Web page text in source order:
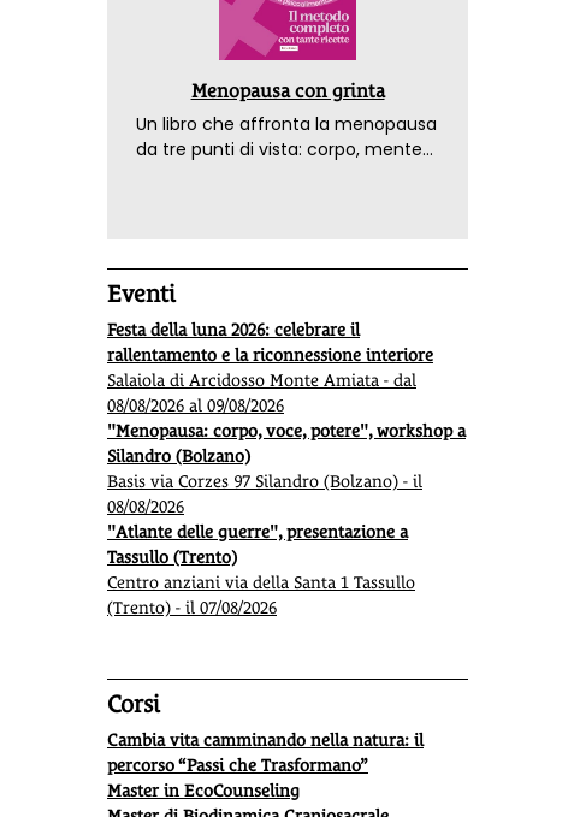
Menopausa con grinta
Un libro che affronta la menopausa
da tre punti di vista: corpo, mente
Eventi
Festa della luna 2026: celebrare il
rallentamento e la riconnessione interiore
Salaiola di Arcidosso Monte Amiata - dal
08/08/2026 al 09/08/2026
"Menopausa: corpo, voce, potere", workshop a
Silandro (Bolzano)
Basis via Corzes 97 Silandro (Bolzano) - il
08/08/2026
"Atlante delle guerre", presentazione a
Tassullo (Trento)
Centro anziani via della Santa 1 Tassullo
(Trento) - il 07/08/2026
Corsi
Cambia vita camminando nella natura: il
percorso “Passi che Trasformano”
Master in EcoCounseling